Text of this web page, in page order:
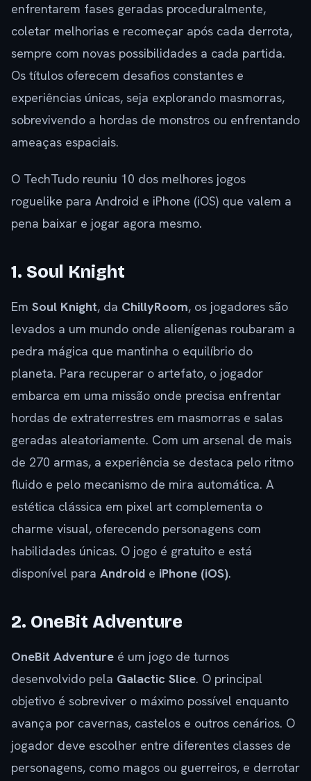
enfrentarem fases geradas proceduralmente,
coletar melhorias e recomeçar após cada derrota,
sempre com novas possibilidades a cada partida.
Os títulos oferecem desafios constantes e
experiências únicas, seja explorando masmorras,
sobrevivendo a hordas de monstros ou enfrentando
ameaças espaciais.
O TechTudo reuniu 10 dos melhores jogos
roguelike para Android e iPhone (iOS) que valem a
pena baixar e jogar agora mesmo.
1. Soul Knight
Em Soul Knight, da ChillyRoom, os jogadores são
levados a um mundo onde alienígenas roubaram a
pedra mágica que mantinha o equilíbrio do
planeta. Para recuperar o artefato, o jogador
embarca em uma missão onde precisa enfrentar
hordas de extraterrestres em masmorras e salas
geradas aleatoriamente. Com um arsenal de mais
de 270 armas, a experiência se destaca pelo ritmo
fluido e pelo mecanismo de mira automática. A
estética clássica em pixel art complementa o
charme visual, oferecendo personagens com
habilidades únicas. O jogo é gratuito e está
disponível para Android e iPhone (iOS).
2. OneBit Adventure
OneBit Adventure é um jogo de turnos
desenvolvido pela Galactic Slice. O principal
objetivo é sobreviver o máximo possível enquanto
avança por cavernas, castelos e outros cenários. O
jogador deve escolher entre diferentes classes de
personagens, como magos ou guerreiros, e derrotar